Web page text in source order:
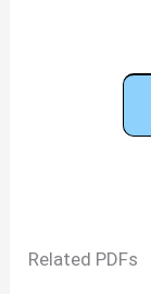
Related PDFs